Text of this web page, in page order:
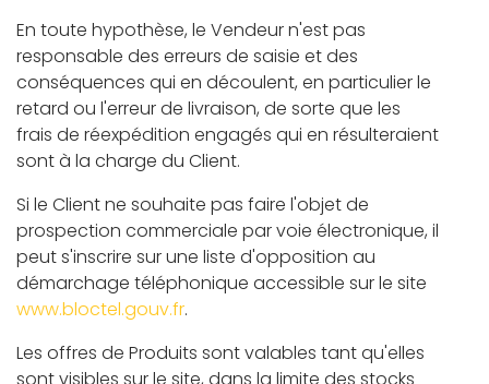
En toute hypothèse, le Vendeur n'est pas
responsable des erreurs de saisie et des
conséquences qui en découlent, en particulier le
retard ou l'erreur de livraison, de sorte que les
frais de réexpédition engagés qui en résulteraient
sont à la charge du Client.
Si le Client ne souhaite pas faire l'objet de
prospection commerciale par voie électronique, il
peut s'inscrire sur une liste d'opposition au
démarchage téléphonique accessible sur le site
www.bloctel.gouv.fr.
Les offres de Produits sont valables tant qu'elles
sont visibles sur le site, dans la limite des stocks